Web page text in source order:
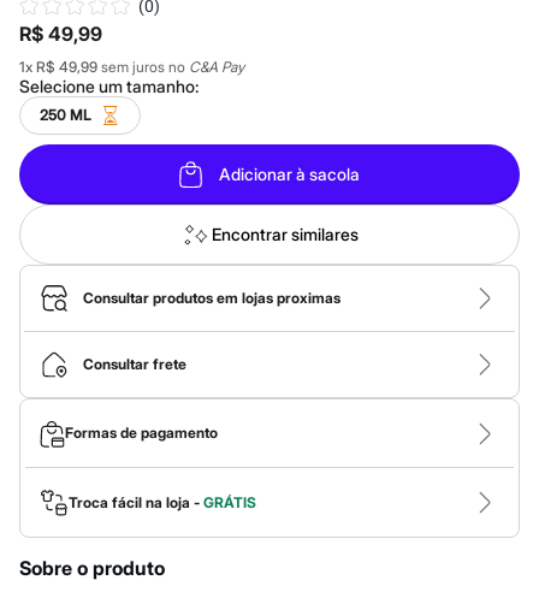
Até 40% off
Até 60% off
A partir de 60% off
Feminino
Em alta
Inverno
Alfaiataria
Novidades
Roupas
Blusas e Camisetas
Básicos
Calças
Casacos e Jaquetas
Jeans
Macacões
Saias
Shorts e Bermudas
Vestidos
Acessórios
Bolsas
Bonés e Chapéus
Bijoux
Cintos
Óculos
Relógios
Calçados
Botas
(0)
R$ 49,99
1x R$ 49,99 sem juros no C&A Pay
Selecione umtamanho:
250 ML
Adicionar à sacola
Encontrar similares
Consultar produtos em lojas proximas
Consultar frete
Formas de pagamento
Troca fácil na loja - GRÁTIS
Sobre o produto